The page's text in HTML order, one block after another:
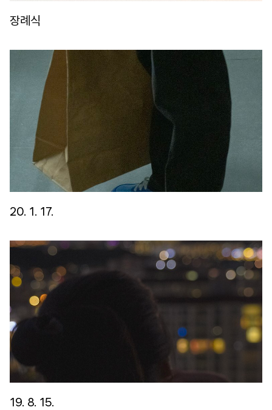
장례식
20. 1. 17.
19. 8. 15.